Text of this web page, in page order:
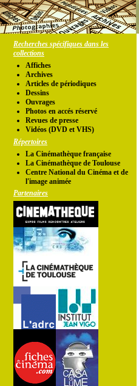
Recherches spécifiques dans les
collections
Affiches
Archives
Articles de périodiques
Dessins
Ouvrages
Photos en accés réservé
Revues de presse
Vidéos (DVD et VHS)
Répertoires
La Cinémathèque française
La Cinémathèque de Toulouse
Centre National du Cinéma et de
l'image animée
Partenaires